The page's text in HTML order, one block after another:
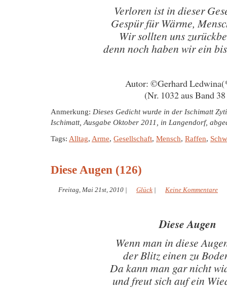
Verloren ist in dieser
Gespür für Wärme,
Wir sollten uns
denn noch haben wir ein
Autor: ©Gerhard
(Nr. 1032 aus Band
Anmerkung: Dieses Gedicht wurde in der Ischimatt
Ischimatt, Ausgabe Oktober 2011, in Langendorf,
Tags: Alltag, Arme, Gesellschaft, Mensch, Raffen,
Diese Augen (126)
Freitag, Mai 21st, 2010 | Glück | Keine Kommentare
Diese Augen
Wenn man in diese
der Blitz einen zu
Da kann man gar nicht
und freut sich auf ein